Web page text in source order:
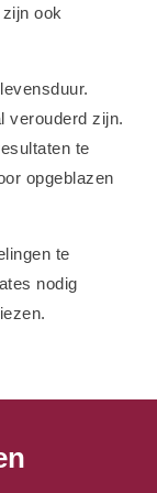
ook
verouderd zijn.
te
opgeblazen
te
nodig